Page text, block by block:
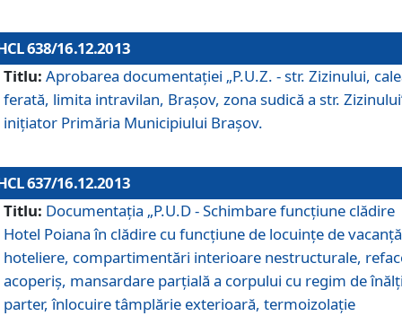
638/16.12.2013
Titlu: Aprobarea documentaţiei „P.U.Z. - str. Zizinului,
ferată, limita intravilan, Braşov, zona sudică a str.
iniţiator Primăria Municipiului Braşov.
637/16.12.2013
Titlu: Documentaţia „P.U.D - Schimbare funcţiune clădire
Hotel Poiana în clădire cu funcţiune de locuinţe de
hoteliere, compartimentări interioare nestructurale,
acoperiş, mansardare parţială a corpului cu regim de
parter, înlocuire tâmplărie exterioară, termoizolaţie